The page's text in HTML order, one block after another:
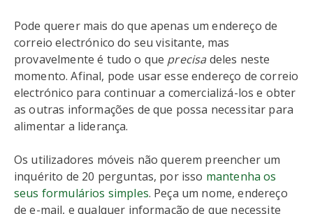
Pode querer mais do que apenas um endereço de
correio electrónico do seu visitante, mas
provavelmente é tudo o que precisa deles neste
momento. Afinal, pode usar esse endereço de correio
electrónico para continuar a comercializá-los e obter
as outras informações de que possa necessitar para
alimentar a liderança.
Os utilizadores móveis não querem preencher um
inquérito de 20 perguntas, por isso mantenha os
seus formulários simples. Peça um nome, endereço
de e-mail, e qualquer informação de que necessite